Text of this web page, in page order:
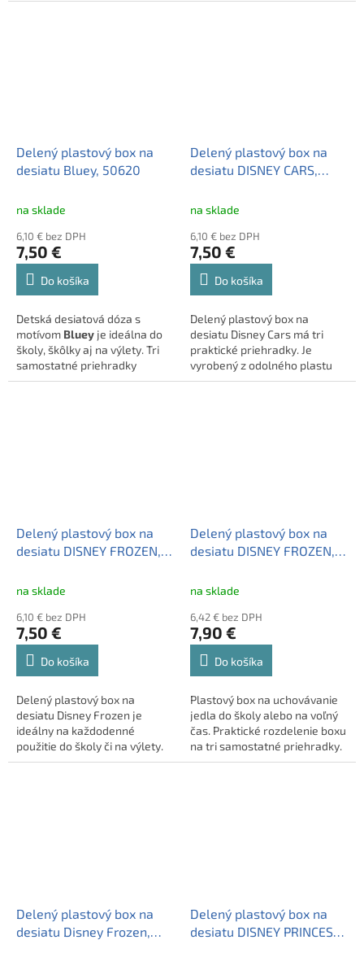
Delený plastový box na
desiatu Bluey, 50620
na sklade
6,10 € bez DPH
7,50 €
Do košíka
Detská desiatová dóza s
motívom Bluey je ideálna do
školy, škôlky aj na výlety. Tri
samostatné priehradky
umožňujú prehľadne oddeliť
Delený plastový box na
desiatu DISNEY CARS,
na sklade
6,10 € bez DPH
7,50 €
Do košíka
Delený plastový box na
desiatu Disney Cars má tri
praktické priehradky. Je
vyrobený z odolného plastu
bez BPA a zvládne
Delený plastový box na
desiatu DISNEY FROZEN,
na sklade
6,10 € bez DPH
7,50 €
Do košíka
Delený plastový box na
desiatu Disney Frozen je
ideálny na každodenné
použitie do školy či na výlety.
Praktické priehradky
Delený plastový box na
desiatu DISNEY FROZEN,
na sklade
6,42 € bez DPH
7,90 €
Do košíka
Plastový box na uchovávanie
jedla do školy alebo na voľný
čas. Praktické rozdelenie boxu
na tri samostatné priehradky.
Delený plastový box na
desiatu Disney Frozen,
Delený plastový box na
desiatu DISNEY PRINCESS,